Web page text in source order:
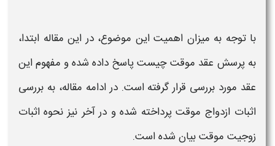
با توجه به میزان اهمیت این موضوع، در این مقاله ابتدا،
به پرسش عقد موقتچیست پاسخ داده شده و مفهوم این
عقد مورد بررسی قرار گرفته است. در ادامه مقاله، به بررسی
اثبات ازدواج موقت پرداخته شده و در آخر نیز نحوه اثبات
زوجیت موقتبیان شده است.